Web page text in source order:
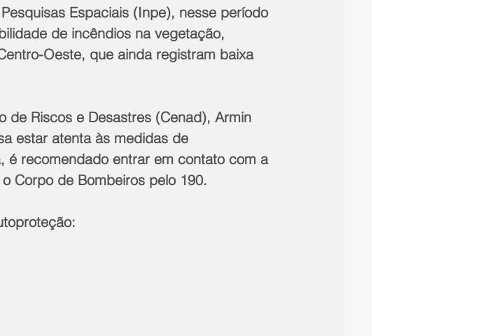
Espaciais (Inpe), nesse período
de incêndios na vegetação,
Oeste, que ainda registram baixa
de Riscos e Desastres (Cenad), Armin
estar atenta às medidas de
é recomendado entrar em contato com a
Corpo de Bombeiros pelo 190.